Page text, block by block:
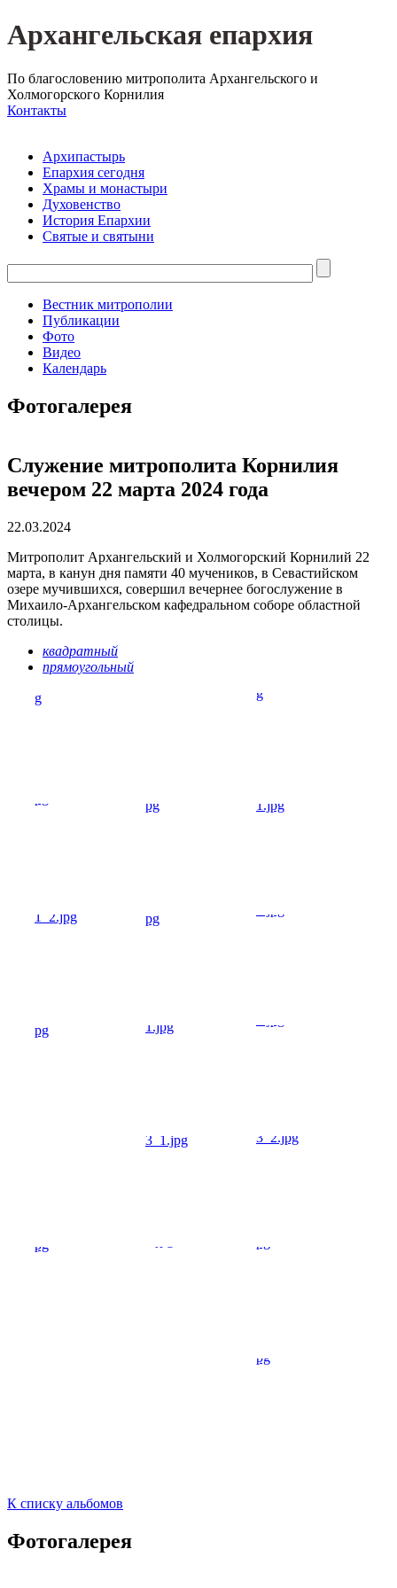
Архангельская епархия
По благословению митрополита Архангельского и
Холмогорского Корнилия
Контакты
Архипастырь
Епархия сегодня
Храмы и монастыри
Духовенство
История Епархии
Святые и святыни
Вестник митрополии
Публикации
Фото
Видео
Календарь
Фотогалерея
Служение митрополита Корнилия
вечером 22 марта 2024 года
22.03.2024
Митрополит Архангельский и Холмогорский Корнилий 22
марта, в канун дня памяти 40 мучеников, в Севастийском
озере мучившихся, совершил вечернее богослужение в
Михаило-Архангельском кафедральном соборе областной
столицы.
квадратный
прямоугольный
К списку альбомов
Фотогалерея